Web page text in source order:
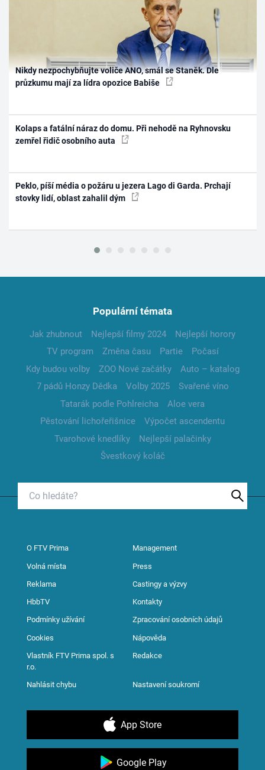
Nikdy nezpochybňujte voliče ANO, smál se Staněk. Dle
průzkumu mají za lídra opozice Babiše
Kolaps a fatální náraz do domu. Při nehodě na Ryhnovsku
zemřel řidič osobního auta
Peklo, píší média o požáru u jezera Lago di Garda. Prchají
stovky lidí, oblast zahalil dým
Populární témata
Jak zhubnout Nejlepší filmy 2024
Nejlepší horory
TV program
Změna času Partie
Počasí
Kdy budou volby
ZOO Nové začátky
Auto – katalog
7 pádů Honzy Dědka
Volby 2025
Svařené víno
Tatarák podle Pohlreicha
Aloe vera
Pěstování lichořeřišnice
Výpočet ascendentu
Tvarohové knedlíky
Nejlepší palačinky
Švestkový koláč
O FTV Prima Management
Volná místa Press
Reklama Castingy a výzvy
HbbTV Kontakty
Podmínky užívání Zpracování osobních údajů
Cookies Nápověda
Vlastník FTV Prima spol. s
r.o.
Redakce
Nahlásit chybu Nastavení soukromí
App Store
Google Play